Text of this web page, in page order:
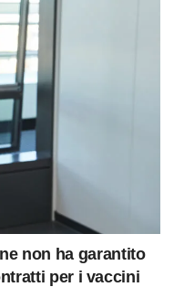
non ha garantito
per i vaccini